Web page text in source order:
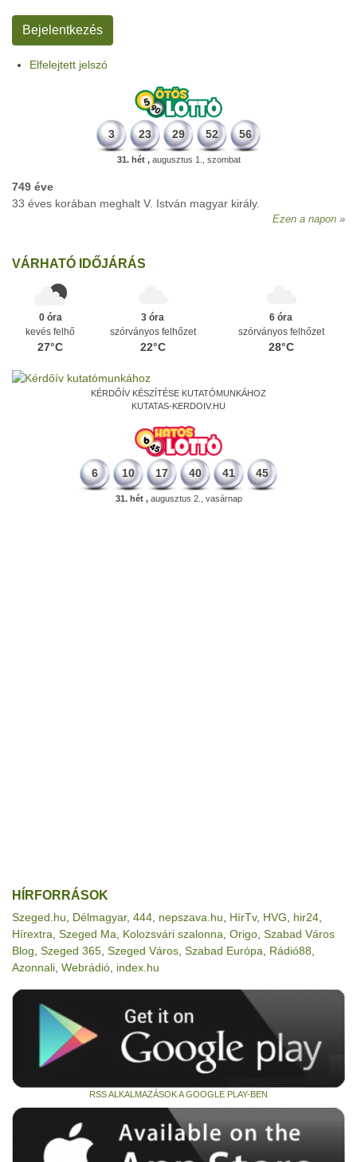
Elfelejtett jelszó
3 23 29 52 56
31. hét ,augusztus 1., szombat
749 éve
33 éves korában meghalt V. István magyar király.
Ezen a napon
VÁRHATÓ IDŐJÁRÁS
0 óra
kevés felhő
27°C
3 óra
szórványos felhőzet
22°C
6 óra
szórványos felhőzet
28°C
KÉRDŐÍV KÉSZÍTÉSE KUTATÓMUNKÁHOZ
KUTATAS-KERDOIV.HU
6 10 17 40 41 45
31. hét ,augusztus 2., vasárnap
HÍRFORRÁSOK
Szeged.hu Délmagyar, 444 nepszava.hu HírTv, HVG hir24
Hírextra Szeged Ma Kolozsvári szalonna Origo Szabad Város
Blog Szeged 365 Szeged Város Szabad Európa Rádió88
Azonnali Webrádió index.hu
RSS ALKALMAZÁSOK A GOOGLE PLAY-BEN